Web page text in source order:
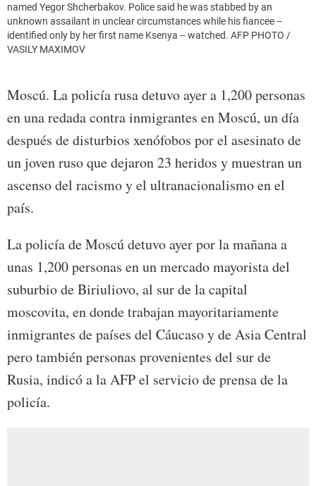
named Yegor Shcherbakov. Police said he was stabbed by an
unknown assailant in unclear circumstances while his fiancee --
identified only by her first name Ksenya -- watched. AFP PHOTO /
VASILY MAXIMOV
Moscú. La policía rusa detuvo ayer a 1,200 personas
en una redada contra inmigrantes en Moscú, un día
después de disturbios xenófobos por el asesinato de
un joven ruso que dejaron 23 heridos y muestran un
ascenso del racismo y el ultranacionalismo en el
país.
La policía de Moscú detuvo ayer por la mañana a
unas 1,200 personas en un mercado mayorista del
suburbio de Biriuliovo, al sur de la capital
moscovita, en donde trabajan mayoritariamente
inmigrantes de países del Cáucaso y de Asia Central
pero también personas provenientes del sur de
Rusia, indicó a la AFP el servicio de prensa de la
policía.